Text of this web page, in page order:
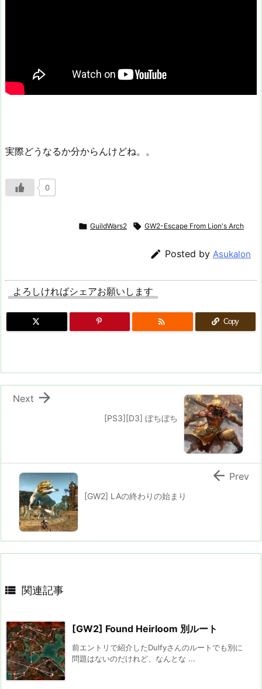
実際どうなるか分からんけどね。。
0
 GuildWars2  GW2-Escape From Lion's Arch
 Posted by Asukalon
よろしければシェアお願いします
 Copy
[PS3][D3] ぼちぼち

Next
[GW2] LAの終わりの始まり
 Prev
 関連記事
[GW2] Found Heirloom 別ルート
前エントリで紹介したDulfyさんのルートでも別に
問題はないのだけれど、なんとな ...